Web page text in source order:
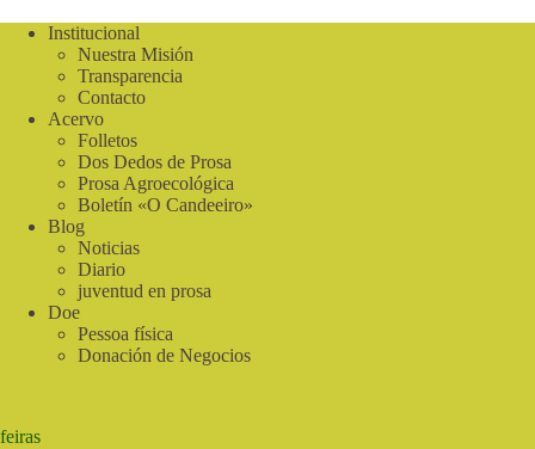
Institucional
Nuestra Misión
Transparencia
Contacto
Acervo
Folletos
Dos Dedos de Prosa
Prosa Agroecológica
Boletín «O Candeeiro»
Blog
Noticias
Diario
juventud en prosa
Doe
Pessoa física
Donación de Negocios
feiras